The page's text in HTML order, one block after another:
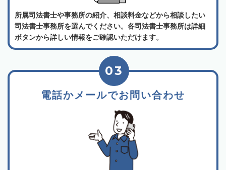
所属司法書士や事務所の紹介、相談料金などから相談したい
司法書士事務所を選んでください。各司法書士事務所は詳細
ボタンから詳しい情報をご確認いただけます。
電話かメールでお問い合わせ
03